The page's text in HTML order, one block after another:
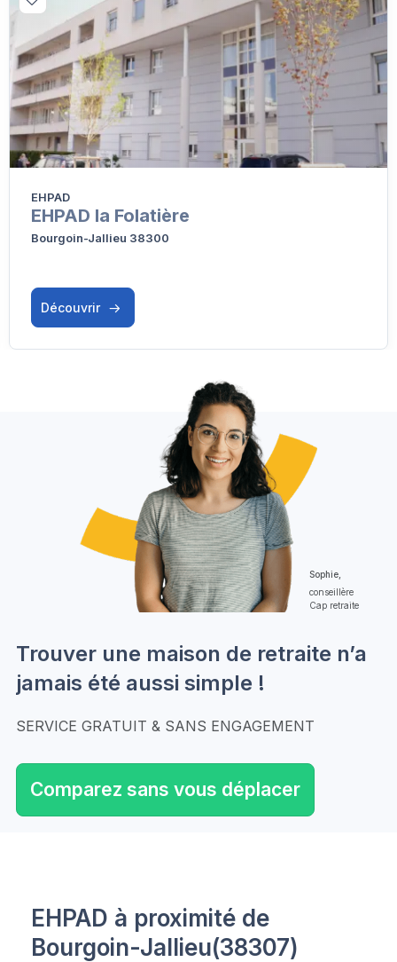
EHPAD
EHPAD la Folatière
Bourgoin-Jallieu 38300
Découvrir
Sophie,
conseillère
Cap retraite
Trouver une maison de retraite n’a
jamais été aussi simple !
SERVICE GRATUIT & SANS ENGAGEMENT
Comparez sans vous déplacer
EHPAD à proximité de
Bourgoin-Jallieu(38307)